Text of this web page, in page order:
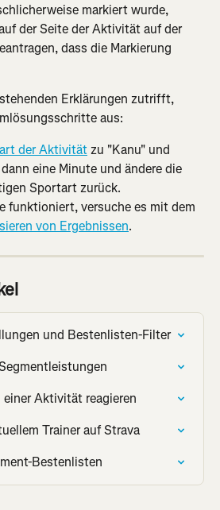
markiert wurde,
der Seite der Aktivität auf der
dass die Markierung
Erklärungen zutrifft,
aus:
der Aktivität zu "Kanu" und
eine Minute und ändere die
Sportart zurück.
funktioniert, versuche es mit dem
von Ergebnissen.
und Bestenlisten-Filter
Aktivität reagieren
Trainer auf Strava
Bestenlisten